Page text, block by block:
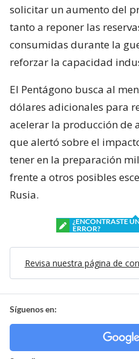
solicitar un aumento del
tanto a reponer las
consumidas durante la
reforzar la capacidad
El Pentágono busca al
dólares adicionales para
acelerar la producción de
que alertó sobre el
tener en la preparación
frente a otros posibles
Rusia.
¿ENCONTRASTE
ERROR?
Revisa nuestra página de
Síguenos en: